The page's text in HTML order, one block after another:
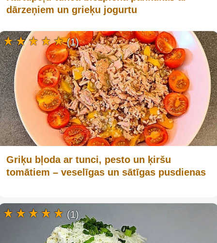
dārzeņiem un grieķu jogurtu
Griķu bļoda ar tunci, pesto un ķiršu
tomātiem – veselīgas un sātīgas pusdienas
(1)
(1)